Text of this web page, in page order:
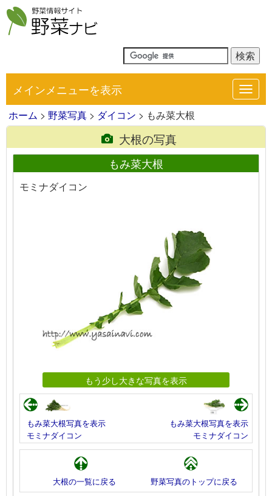
メインメニューを表示
ホーム > 野菜写真 > ダイコン > もみ菜大根
大根の写真
もみ菜大根
モミナダイコン
もう少し大きな写真を表示
もみ菜大根写真を表示
モミナダイコン
もみ菜大根写真を表示
モミナダイコン
大根の一覧に戻る 野菜写真のトップに戻る